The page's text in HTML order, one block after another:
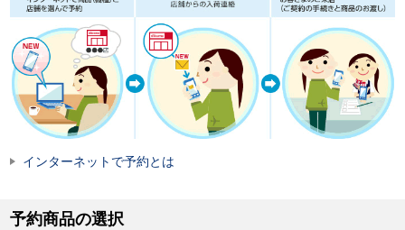
インターネットで予約とは
予約商品の選択